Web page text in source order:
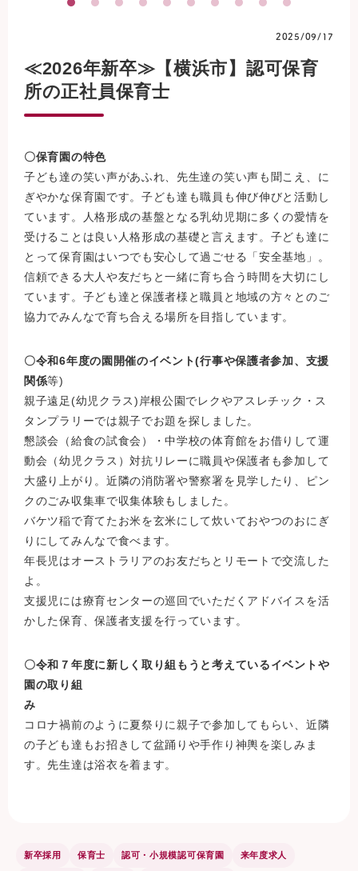
2025/09/17
≪2026年新卒≫【横浜市】認可保育
所の正社員保育士
〇保育園の特色
子ども達の笑い声があふれ、先生達の笑い声も聞こえ、に
ぎやかな保育園です。子ども達も職員も伸び伸びと活動し
ています。人格形成の基盤となる乳幼児期に多くの愛情を
受けることは良い人格形成の基礎と言えます。子ども達に
とって保育園はいつでも安心して過ごせる「安全基地」。
信頼できる大人や友だちと一緒に育ち合う時間を大切にし
ています。子ども達と保護者様と職員と地域の方々とのご
協力でみんなで育ち合える場所を目指しています。
〇令和6年度の園開催のイベント(行事や保護者参加、支援
関係等)
親子遠足(幼児クラス)岸根公園でレクやアスレチック・ス
タンプラリーでは親子でお題を探しました。
懇談会（給食の試食会）・中学校の体育館をお借りして運
動会（幼児クラス）対抗リレーに職員や保護者も参加して
大盛り上がり。近隣の消防署や警察署を見学したり、ピン
クのごみ収集車で収集体験もしました。
バケツ稲で育てたお米を玄米にして炊いておやつのおにぎ
りにしてみんなで食べます。
年長児はオーストラリアのお友だちとリモートで交流した
よ。
支援児には療育センターの巡回でいただくアドバイスを活
かした保育、保護者支援を行っています。
〇令和７年度に新しく取り組もうと考えているイベントや
園の取り組
コロナ禍前のように夏祭りに親子で参加してもらい、近隣
の子ども達もお招きして盆踊りや手作り神輿を楽しみま
す。先生達は浴衣を着ます。
新卒採用 保育士 認可・小規模認可保育園 来年度求人